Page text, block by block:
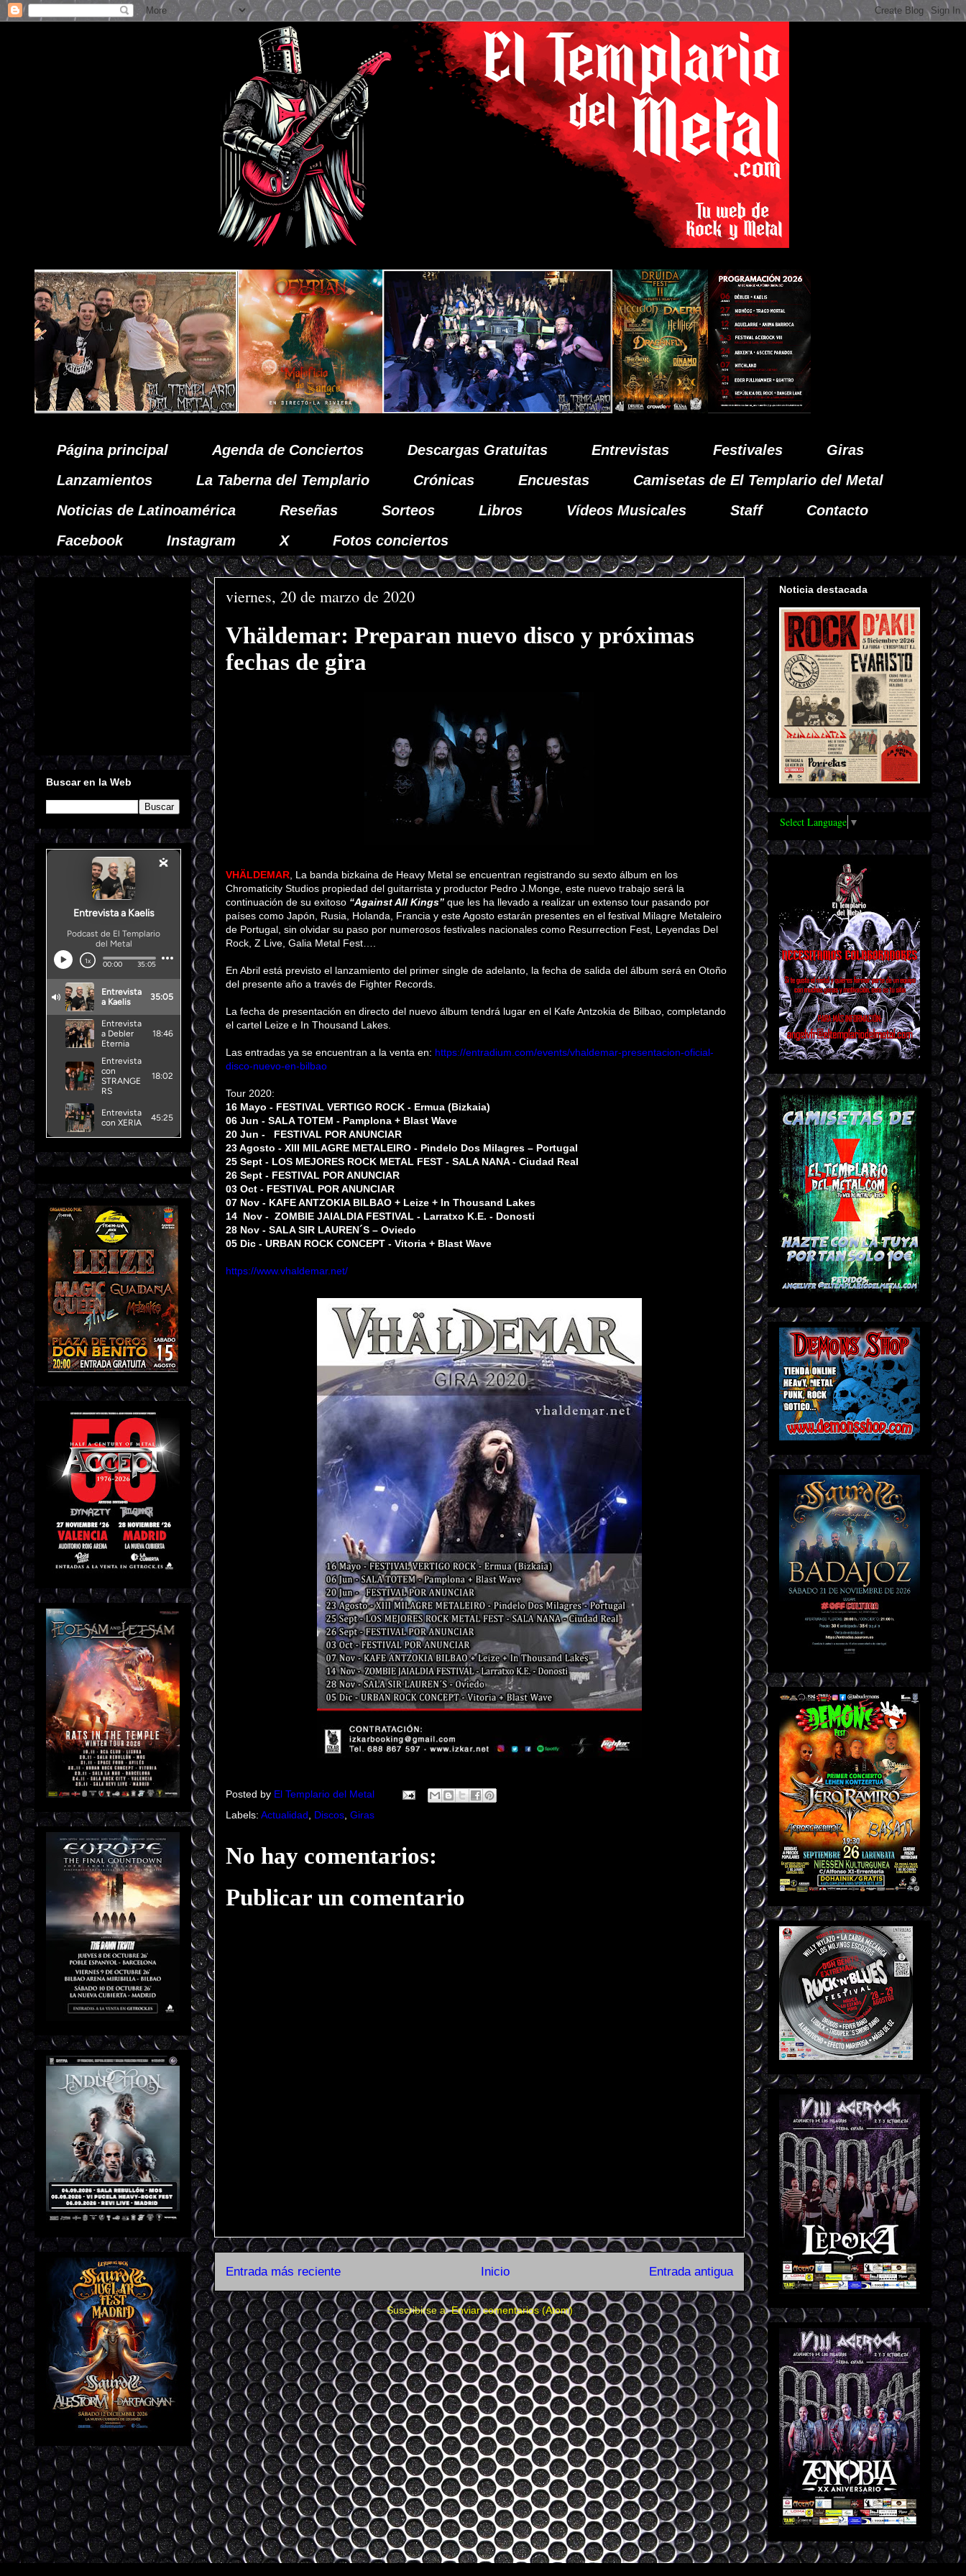
Página principal Agenda de Conciertos Descargas Gratuitas Entrevistas Festivales
Giras
Lanzamientos
La Taberna del Templario Crónicas Encuestas
Camisetas de El Templario del Metal
Noticias de Latinoamérica
Reseñas Sorteos Libros Vídeos Musicales Staff
Contacto
Facebook
Instagram X Fotos conciertos
viernes, 20 de marzo de 2020
Vhäldemar: Preparan nuevo disco y próximas
fechas de gira
VHÄLDEMAR , La banda bizkaina de Heavy Metal se encuentran registrando su sexto álbum en los
Chromaticity Studios propiedad del guitarrista y productor Pedro J.Monge, este nuevo trabajo será la
continuación de su exitoso “Against All Kings” que les ha llevado a realizar un extenso tour pasando por
países como Japón, Rusia, Holanda, Francia y este Agosto estarán presentes en el festival Milagre Metaleiro
de Portugal, sin olvidar su paso por numerosos festivales nacionales como Resurrection Fest, Leyendas Del
Rock, Z Live, Galia Metal Fest….
En Abril está previsto el lanzamiento del primer single de adelanto, la fecha de salida del álbum será en Otoño
del presente año a través de Fighter Records.
La fecha de presentación en directo del nuevo álbum tendrá lugar en el Kafe Antzokia de Bilbao, completando
el cartel Leize e In Thousand Lakes.
Las entradas ya se encuentran a la venta en: https://entradium.com/events/vhaldemar-presentacion-oficial-
disco-nuevo-en-bilbao
Tour 2020:
16 Mayo - FESTIVAL VERTIGO ROCK - Ermua (Bizkaia)
06 Jun - SALA TOTEM - Pamplona + Blast Wave
20 Jun - FESTIVAL POR ANUNCIAR
23 Agosto - XIII MILAGRE METALEIRO - Pindelo Dos Milagres – Portugal
25 Sept - LOS MEJORES ROCK METAL FEST - SALA NANA - Ciudad Real
26 Sept - FESTIVAL POR ANUNCIAR
03 Oct - FESTIVAL POR ANUNCIAR
07 Nov - KAFE ANTZOKIA BILBAO + Leize + In Thousand Lakes
14 Nov - ZOMBIE JAIALDIA FESTIVAL - Larratxo K.E. - Donosti
28 Nov - SALA SIR LAUREN´S – Oviedo
05 Dic - URBAN ROCK CONCEPT - Vitoria + Blast Wave
https://www.vhaldemar.net/
Posted by El Templario del Metal
Labels: Actualidad Discos Giras
No hay comentarios:
Publicar un comentario
Entrada más reciente Entrada antigua
Inicio
Suscribirse a:Enviar comentarios (Atom)
Buscar en la Web
Noticia destacada
Select Language ▼